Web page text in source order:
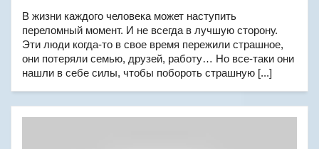
В жизни каждого человека может наступить
переломный момент. И не всегда в лучшую сторону.
Эти люди когда-то в свое время пережили страшное,
они потеряли семью, друзей, работу… Но все-таки они
нашли в себе силы, чтобы побороть страшную [...]